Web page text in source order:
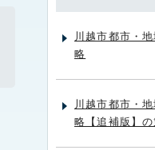
川越市都市・
略
川越市都市・
略【追補版】の